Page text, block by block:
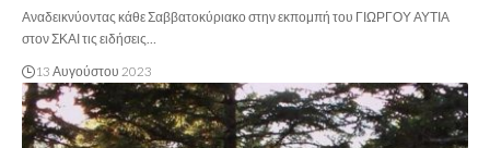
Αναδεικνύοντας κάθε Σαββατοκύριακο στην εκπομπή του ΓΙΩΡΓΟΥ ΑΥΤΙΑ
στον ΣΚΑΙ τις ειδήσεις…
13 Αυγούστου 2023